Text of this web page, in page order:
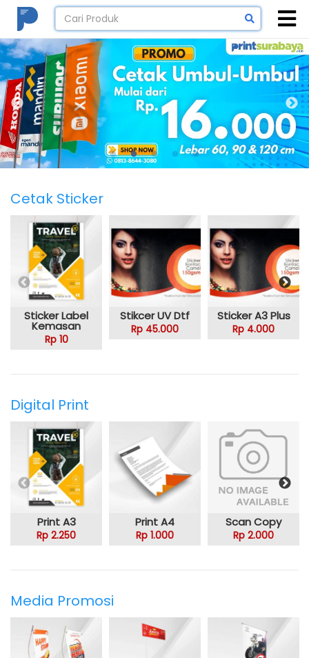
Cetak Sticker
Sticker Label
Kemasan
Rp 10
Stikcer UV Dtf
Rp 45.000
Sticker A3 Plus
Rp 4.000
Digital Print
Print A3
Rp 2.250
Print A4
Rp 1.000
Scan Copy
Rp 2.000
Media Promosi